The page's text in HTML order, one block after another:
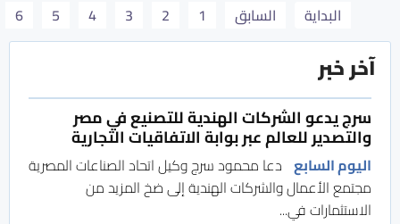
البداية السابق 1
2
3
4
5
6
آخر خبر
سرج يدعو الشركات الهندية للتصنيع في مصر
والتصدير للعالم عبر بوابة الاتفاقيات التجارية
اليوم السابع دعا محمود سرج وكيل اتحاد الصناعات المصرية
مجتمع الأعمال والشركات الهندية إلى ضخ المزيد من
الاستثمارات في...